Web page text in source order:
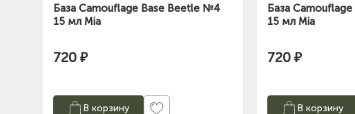
База Camouflage Base Beetle №4
15 мл Mia
720 ₽
В корзину
База
15 мл Mia
720 ₽
В корзину